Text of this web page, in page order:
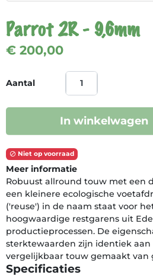
Parrot 2R - 9,6mm
€ 200,00
Aantal
In winkelwagen
 Niet op voorraad
Meer informatie
Robuust allround touw met een
een kleinere ecologische
('reuse') in de naam staat voor
hoogwaardige restgarens uit
productieprocessen. De
sterktewaarden zijn identiek aan
vergelijkbaar touw gemaakt van
Specificaties